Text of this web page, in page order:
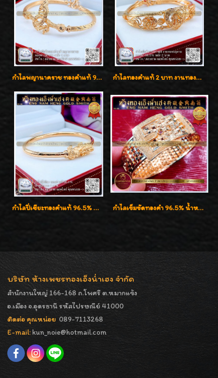
กำไลพญานาคราช ทองคำแท้ 96.5% น้ำหนัก 1 บาท เสริมสิริมงคล กำไลทองคำแท้ 2 บาท งานทองฉลุลาย ดีไซน์หรูหรา สวยคลาสสิค
กำไลปี่เซียะทองคำแท้ 96.5% น้ำหนัก 1 บาท เสริมโชคลาภ กำไลเข็มขัดทองคำ 96.5% น้ำหนัก 3 บาท หรูหรา สวยมากๆค่ะ
บริษัท ห้างเพชรทองเอ็งน่ำเฮง จำกัด
สำนักงานใหญ่ 166-168 ถ.โพศรี ต.หมากแข้ง
อ.เมือง จ.อุดรธานี รหัสไปรษณีย์ 41000
ติดต่อ คุณหน่อย 089-7113268
E-mail: kun_noie@hotmail.com